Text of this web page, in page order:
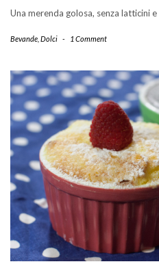
Una merenda golosa, senza latticini
Bevande Dolci - 1 Comment